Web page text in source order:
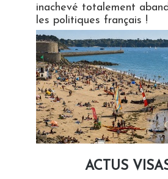
inachevé totalement
les politiques français !
ACTUS